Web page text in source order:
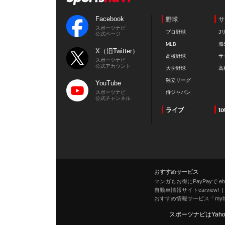
Facebook
スポーツナビ
公式ページ
X（旧Twitter）
スポーツナビ
公式アカウント
YouTube
スポーツナビ
公式チャンネル
野球
プロ野球
MLB
高校野球
大学野球
独立リーグ
侍ジャパン
J
海
サ
高
ライブ
おすすめサービス
マンガもお得にPayPayで
自動車情報サイトcarview!
おすすめ情報サービス「
スポーツナビは